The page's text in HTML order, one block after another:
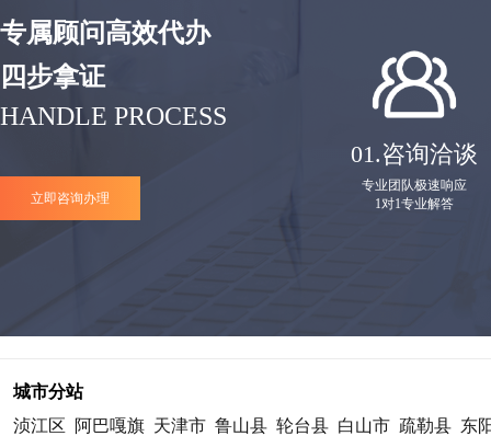
专属顾问高效代办
四步拿证
HANDLE PROCESS
立即咨询办理
01.咨询洽谈
专业团队极速响应
1对1专业解答
城市分站
浈江区
阿巴嘎旗 天津市 鲁山县 轮台县 白山市 疏勒县 东